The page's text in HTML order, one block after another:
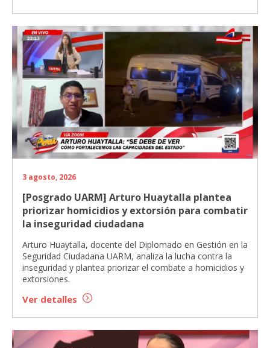
3 agosto, 2026
[Posgrado UARM] Arturo Huaytalla plantea
priorizar homicidios y extorsión para combatir
la inseguridad ciudadana
Arturo Huaytalla, docente del Diplomado en Gestión en la
Seguridad Ciudadana UARM, analiza la lucha contra la
inseguridad y plantea priorizar el combate a homicidios y
extorsiones.
Ver detalles